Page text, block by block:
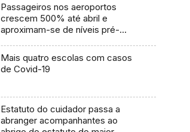
Passageiros nos aeroportos
crescem 500% até abril e
aproximam-se de níveis pré-
Mais quatro escolas com casos
de Covid-19
Estatuto do cuidador passa a
abranger acompanhantes ao